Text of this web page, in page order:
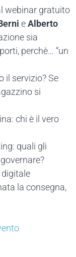
webinar gratuito
eAlberto
sia
perchè… “un
il servizio? Se
si
chi è il vero
quali gli
la consegna,